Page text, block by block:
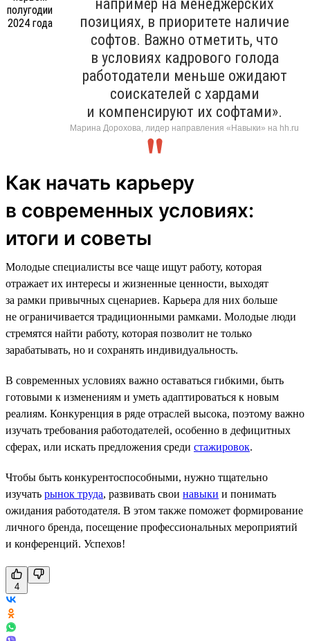
например на менеджерских
позициях, в приоритете наличие
софтов. Важно отметить, что
в условиях кадрового голода
работодатели меньше ожидают
соискателей с хардами
и компенсируют их софтами».
Марина Дорохова, лидер направления «Навыки» на hh.ru
Как начать карьеру
в современных условиях:
итоги и советы
Молодые специалисты все чаще ищут работу, которая
отражает их интересы и жизненные ценности, выходят
за рамки привычных сценариев. Карьера для них больше
не ограничивается традиционными рамками. Молодые люди
стремятся найти работу, которая позволит не только
зарабатывать, но и сохранять индивидуальность.
В современных условиях важно оставаться гибкими, быть
готовыми к изменениям и уметь адаптироваться к новым
реалиям. Конкуренция в ряде отраслей высока, поэтому важно
изучать требования работодателей, особенно в дефицитных
сферах, или искать предложения среди стажировок.
Чтобы быть конкурентоспособными, нужно тщательно
изучать рынок труда, развивать свои навыки и понимать
ожидания работодателя. В этом также поможет формирование
личного бренда, посещение профессиональных мероприятий
и конференций. Успехов!
4